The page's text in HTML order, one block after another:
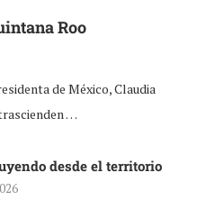
Roo
de México, Claudia
…
desde el territorio